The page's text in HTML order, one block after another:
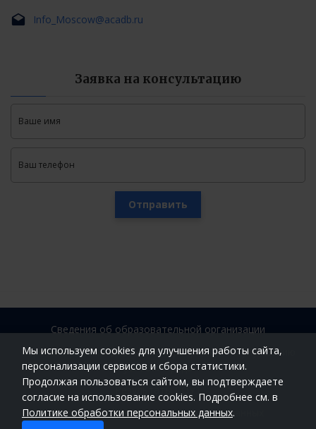
Info_Moscow@acadb.ru
Заявка на консультацию
Отправить
Сведения об образовательной организации
Перечень рекомендованных мероприятий по улучшению
условий труда
Результаты СОУТ
Политика обработки персональных данных
Мы используем cookies для улучшения работы сайта,
персонализации сервисов и сбора статистики.
Продолжая пользоваться сайтом, вы подтверждаете
согласие на использование cookies. Подробнее см. в
Политике обработки персональных данных.